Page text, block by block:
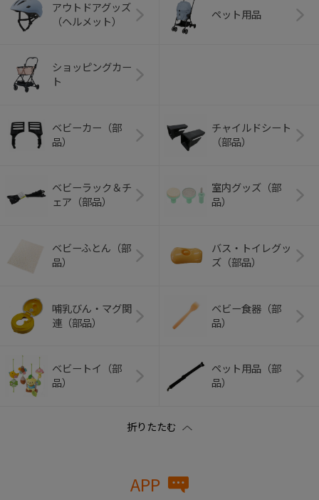
アウトドアグッズ
（ヘルメット）
ペット用品
ショッピングカー
ト
ベビーカー（部
品）
チャイルドシート
（部品）
ベビーラック＆チ
ェア（部品）
室内グッズ（部
品）
ベビーふとん（部
品）
バス・トイレグッ
ズ（部品）
哺乳びん・マグ関
連（部品）
ベビー食器（部
品）
ベビートイ（部
品）
ペット用品（部
品）
APP